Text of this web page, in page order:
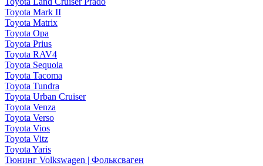
Toyota Mark II
Toyota Matrix
Toyota Opa
Toyota Prius
Toyota RAV4
Toyota Sequoia
Toyota Tacoma
Toyota Tundra
Toyota Urban Cruiser
Toyota Venza
Toyota Verso
Toyota Vios
Toyota Vitz
Toyota Yaris
Тюнинг Volkswagen | Фольксваген